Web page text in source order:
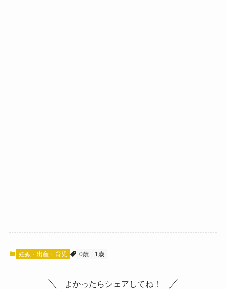
妊娠・出産・育児 0歳 1歳
よかったらシェアしてね！